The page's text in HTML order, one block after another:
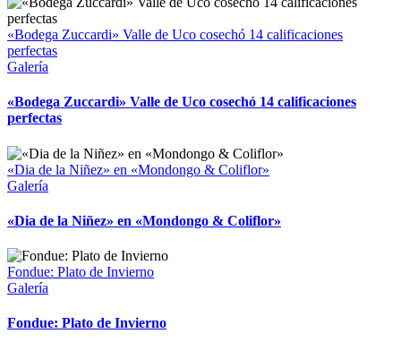
«Bodega Zuccardi» Valle de Uco cosechó 14 calificaciones
perfectas
Galería
«Bodega Zuccardi» Valle de Uco cosechó 14 calificaciones
perfectas
«Dia de la Niñez» en «Mondongo & Coliflor»
Galería
«Dia de la Niñez» en «Mondongo & Coliflor»
Fondue: Plato de Invierno
Galería
Fondue: Plato de Invierno